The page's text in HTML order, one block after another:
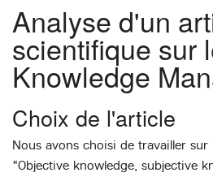
Analyse d'un
scientifique sur
Knowledge
Choix de l'article
Nous avons choisi de travailler
"Objective knowledge, subjective